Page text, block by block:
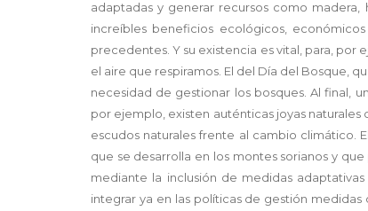
adaptadas y generar recursos como madera,
increíbles beneficios ecológicos,
precedentes. Y su existencia es vital, para, por
el aire que respiramos. El del Día del Bosque,
necesidad de gestionar los bosques. Al final,
por ejemplo, existen auténticas joyas
escudos naturales frente al cambio climático.
que se desarrolla en los montes sorianos y
mediante la inclusión de medidas
integrar ya en las políticas de gestión